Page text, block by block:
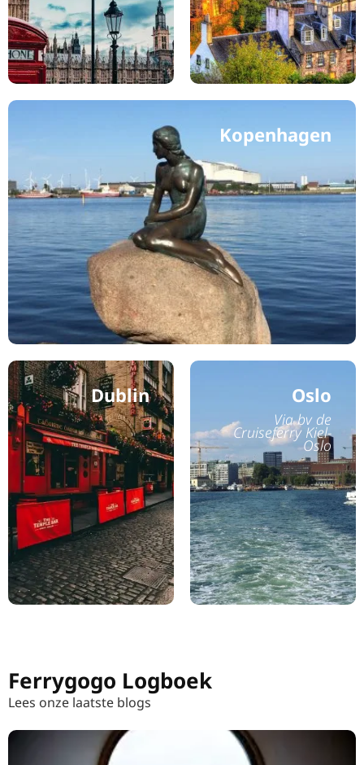
Kopenhagen
Dublin Oslo
Via bv de
Cruiseferry Kiel-
Oslo
Ferrygogo Logboek
Lees onze laatste blogs